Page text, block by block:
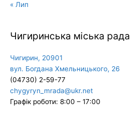
« Лип
Чигиринська міська рада
Чигирин, 20901
вул. Богдана Хмельницького, 26
(04730) 2-59-77
chygyryn_mrada@ukr.net
Графік роботи: 8:00 – 17:00